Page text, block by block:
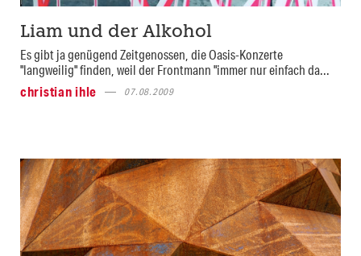
Liam und der Alkohol
Es gibt ja genügend Zeitgenossen, die Oasis-Konzerte
"langweilig" finden, weil der Frontmann "immer nur einfach da...
christian ihle
07.08.2009